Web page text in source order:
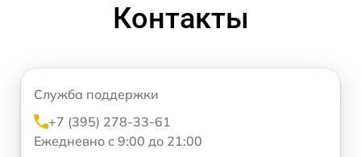
Контакты
Служба поддержки
+7 (395) 278-33-61
Ежедневно с 9:00 до 21:00